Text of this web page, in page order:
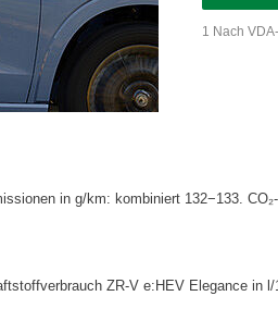
1 Nach
in g/km: kombiniert 132−133.
ZR-V e:HEV Elegance in